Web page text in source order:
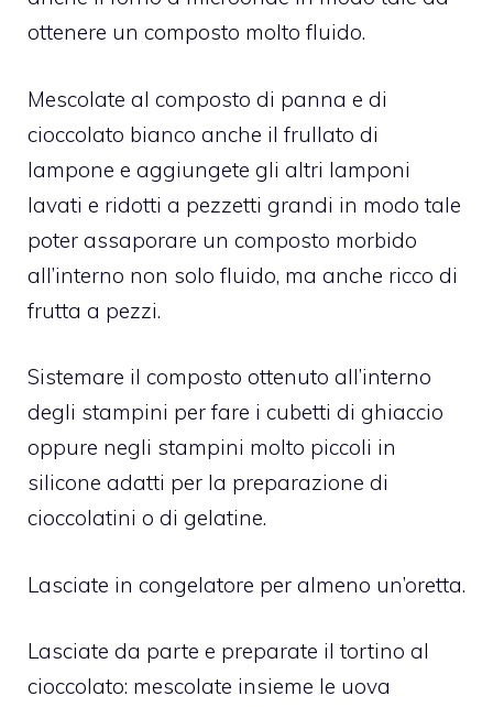
ottenere un composto molto fluido.
Mescolate al composto di panna e di
cioccolato bianco anche il frullato di
lampone e aggiungete gli altri lamponi
lavati e ridotti a pezzetti grandi in modo tale
poter assaporare un composto morbido
all’interno non solo fluido, ma anche ricco di
frutta a pezzi.
Sistemare il composto ottenuto all’interno
degli stampini per fare i cubetti di ghiaccio
oppure negli stampini molto piccoli in
silicone adatti per la preparazione di
cioccolatini o di gelatine.
Lasciate in congelatore per almeno un’oretta.
Lasciate da parte e preparate il tortino al
cioccolato: mescolate insieme le uova